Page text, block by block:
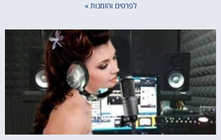
לפרטים והזמנות »